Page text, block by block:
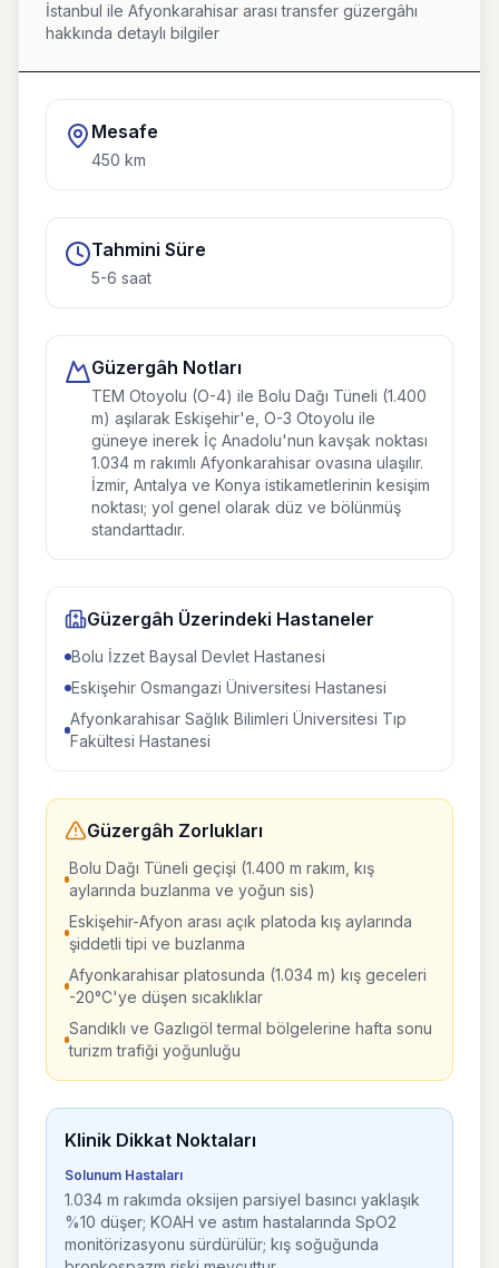
İstanbul ile Afyonkarahisar arası transfer güzergâhı
hakkında detaylı bilgiler
Mesafe
450 km
Tahmini Süre
5-6 saat
Güzergâh Notları
TEM Otoyolu (O-4) ile Bolu Dağı Tüneli (1.400
m) aşılarak Eskişehir'e, O-3 Otoyolu ile
güneye inerek İç Anadolu'nun kavşak noktası
1.034 m rakımlı Afyonkarahisar ovasına ulaşılır.
İzmir, Antalya ve Konya istikametlerinin kesişim
noktası; yol genel olarak düz ve bölünmüş
standarttadır.
Güzergâh Üzerindeki Hastaneler
Bolu İzzet Baysal Devlet Hastanesi
Eskişehir Osmangazi Üniversitesi Hastanesi
Afyonkarahisar Sağlık Bilimleri Üniversitesi Tıp
Fakültesi Hastanesi
Güzergâh Zorlukları
Bolu Dağı Tüneli geçişi (1.400 m rakım, kış
aylarında buzlanma ve yoğun sis)
Eskişehir-Afyon arası açık platoda kış aylarında
şiddetli tipi ve buzlanma
Afyonkarahisar platosunda (1.034 m) kış geceleri
-20°C'ye düşen sıcaklıklar
Sandıklı ve Gazlıgöl termal bölgelerine hafta sonu
turizm trafiği yoğunluğu
Klinik Dikkat Noktaları
Solunum Hastaları
1.034 m rakımda oksijen parsiyel basıncı yaklaşık
%10 düşer; KOAH ve astım hastalarında SpO2
monitörizasyonu sürdürülür; kış soğuğunda